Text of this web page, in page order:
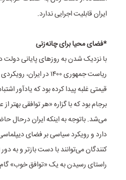
ایران قابلیت اجرایی ندارد.
*فضای محیا برای چانه‌‌زنی
با نزدیک شدن به روزهای پایانی دولت
ریاست جمهوری ۱۴۰۰ در
قیمتی غلبه پیدا کرده بود که یادآور
برجام بود که با گزاره «هر توافقی بهتر
می‌شد. باتوجه به اینکه ایران درحال
دارد و رویکرد سیاسی بر فضای
کنندگان می‌توانند با دست بازتر و به
راستای رسیدن به یک «توافق خوب» گام